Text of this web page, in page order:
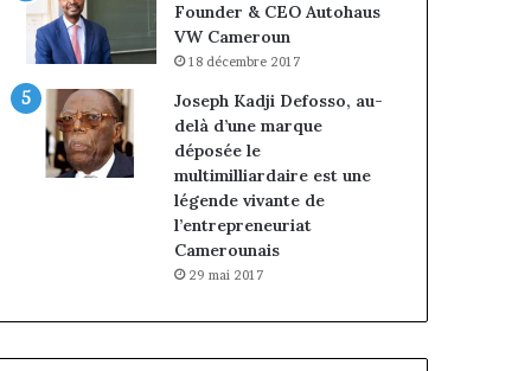
Founder & CEO Autohaus
VW Cameroun
18 décembre 2017
Joseph Kadji Defosso, au-
delà d’une marque
déposée le
multimilliardaire est une
légende vivante de
l’entrepreneuriat
Camerounais
29 mai 2017